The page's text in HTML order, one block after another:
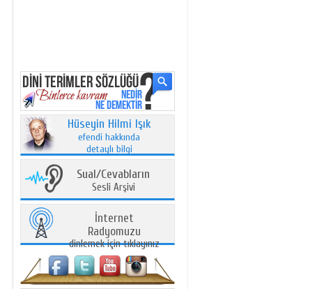
Hüseyin Hilmi Işık
efendi hakkında
detaylı bilgi
Sual/Cevabların
Sesli Arşivi
İnternet
Radyomuzu
dinlemek için tıklayınız